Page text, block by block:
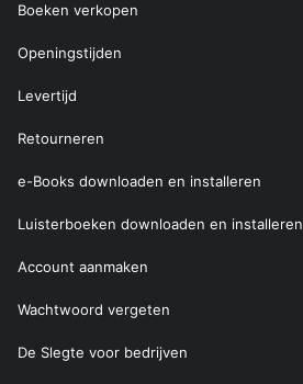
Boeken verkopen
Openingstijden
Levertijd
Retourneren
e-Books downloaden en installeren
Luisterboeken downloaden en installeren
Account aanmaken
Wachtwoord vergeten
De Slegte voor bedrijven